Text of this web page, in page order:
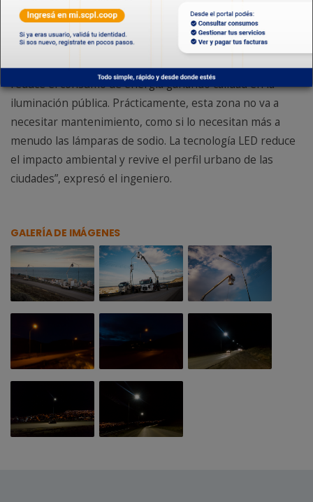
de la comunidad, para mejorar la calidad de vida y sobre
todo evitar accidentes”, sostuvo Schmidt.
Cabe recordar que al usar este tipo de tecnología se
reduce el consumo de energía ganando calidad en la
iluminación pública. Prácticamente, esta zona no va a
necesitar mantenimiento, como si lo necesitan más a
menudo las lámparas de sodio. La tecnología LED reduce
el impacto ambiental y revive el perfil urbano de las
ciudades”, expresó el ingeniero.
GALERÍA DE IMÁGENES